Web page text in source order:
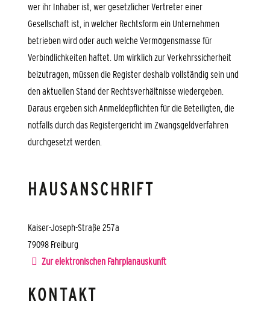
wer ihr Inhaber ist, wer gesetzlicher Vertreter einer
Gesellschaft ist, in welcher Rechtsform ein Unternehmen
betrieben wird oder auch welche Vermögensmasse für
Verbindlichkeiten haftet. Um wirklich zur Verkehrssicherheit
beizutragen, müssen die Register deshalb vollständig sein und
den aktuellen Stand der Rechtsverhältnisse wiedergeben.
Daraus ergeben sich Anmeldepflichten für die Beteiligten, die
notfalls durch das Registergericht im Zwangsgeldverfahren
durchgesetzt werden.
HAUSANSCHRIFT
Kaiser-Joseph-Straße 257a
79098 Freiburg
Zur elektronischen Fahrplanauskunft
KONTAKT